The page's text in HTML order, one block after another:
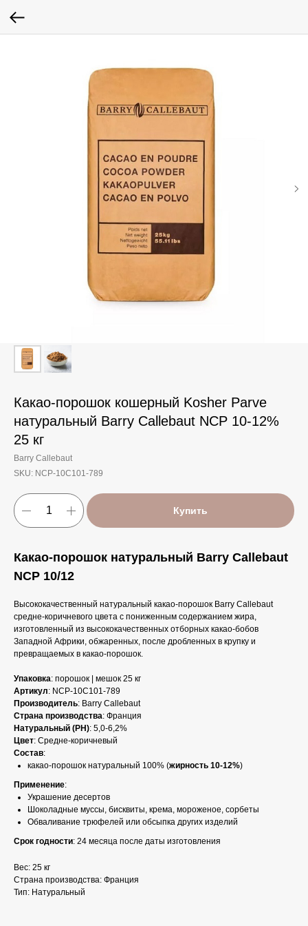
Какао-порошок кошерный Kosher Parve
натуральный Barry Callebaut NCP 10-12%
25 кг
Barry Callebaut
SKU: NCP-10C101-789
Купить
Какао-порошок натуральный Barry Callebaut
NCP 10/12
Высококачественный натуральный какао-порошок Barry Callebaut
средне-коричневого цвета с пониженным содержанием жира,
изготовленный из высококачественных отборных какао-бобов
Западной Африки, обжаренных, после дробленных в крупку и
превращаемых в какао-порошок.
Упаковка: порошок | мешок 25 кг
Артикул: NCP-10C101-789
Производитель: Barry Callebaut
Страна производства: Франция
Натуральный (PH): 5,0-6,2%
Цвет: Средне-коричневый
Состав:
какао-порошок натуральный 100% (жирность 10-12%)
Применение:
Украшение десертов
Шоколадные муссы, бисквиты, крема, мороженое, сорбеты
Обваливание трюфелей или обсыпка других изделий
Срок годности: 24 месяца после даты изготовления
Вес: 25 кг
Страна производства: Франция
Тип: Натуральный